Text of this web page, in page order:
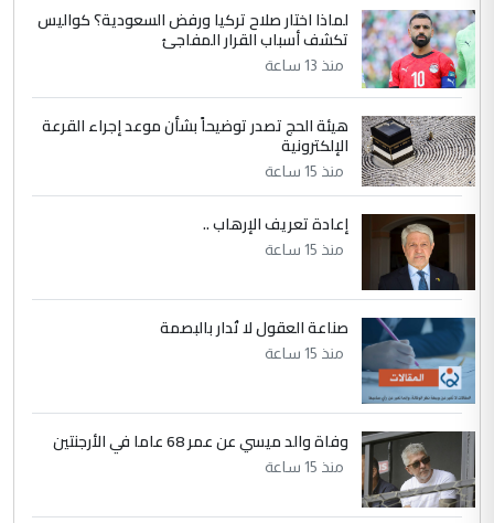
5 عبد الأمير جاسم هليل
التعليق : نحن اباء الطلاب الأوائل على العراق
نتشرف بلقاء السيد احمد الصافي في العتبات
الموضوع :
مكتب السيد احمد الصافي : لا يوجود
لدينا اي حساب على الفيس بوك وتويتر
لماذا اختار صلاح تركيا ورفض السعودية؟ كواليس
تكشف أسباب القرار المفاجئ
منذ 13 ساعة
هيئة الحج تصدر توضيحاً بشأن موعد إجراء القرعة
الإلكترونية
منذ 15 ساعة
إعادة تعريف الإرهاب ..
منذ 15 ساعة
صناعة العقول لا تُدار بالبصمة
منذ 15 ساعة
وفاة والد ميسي عن عمر 68 عاما في الأرجنتين
منذ 15 ساعة